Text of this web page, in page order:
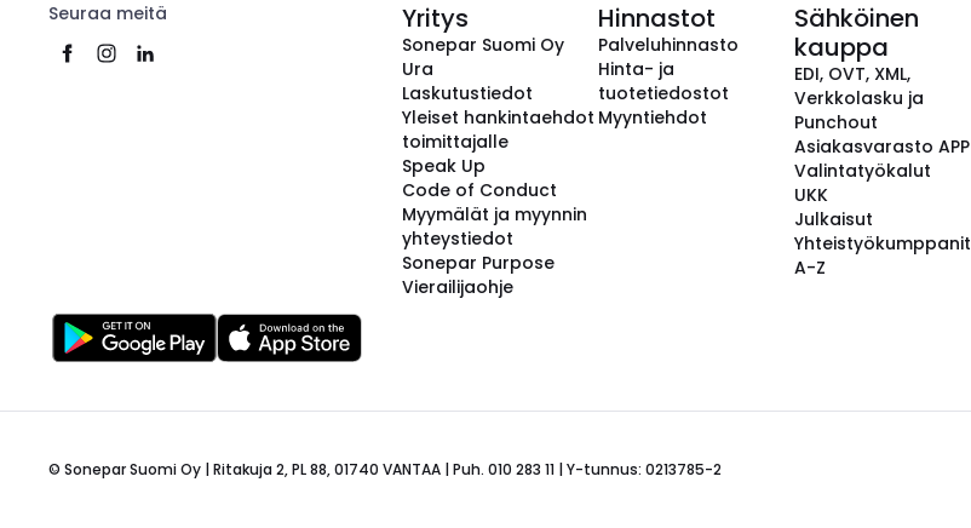
Seuraa meitä Yritys
Sonepar Suomi Oy
Ura
Laskutustiedot
Yleiset hankintaehdot
toimittajalle
Speak Up
Code of Conduct
Myymälät ja myynnin
yhteystiedot
Sonepar Purpose
Vierailijaohje
Hinnastot
Palveluhinnasto
Hinta- ja
tuotetiedostot
Myyntiehdot
Sähköinen
kauppa
EDI, OVT, XML,
Verkkolasku ja
Punchout
Asiakasvarasto APP
Valintatyökalut
UKK
Julkaisut
Yhteistyökumppanit
A-Z
© Sonepar Suomi Oy | Ritakuja 2, PL 88, 01740 VANTAA | Puh. 010 283 11 | Y-tunnus: 0213785-2